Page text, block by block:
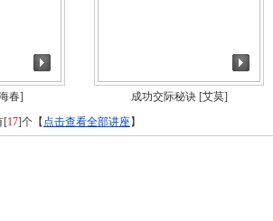
春] 成功交际秘诀[艾莫]
[17]个【 点击查看全部讲座】